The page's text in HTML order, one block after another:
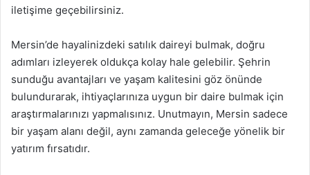
iletişime geçebilirsiniz.
Mersin’de hayalinizdeki satılık daireyi bulmak, doğru
adımları izleyerek oldukça kolay hale gelebilir. Şehrin
sunduğu avantajları ve yaşam kalitesini göz önünde
bulundurarak, ihtiyaçlarınıza uygun bir daire bulmak için
araştırmalarınızı yapmalısınız. Unutmayın, Mersin sadece
bir yaşam alanı değil, aynı zamanda geleceğe yönelik bir
yatırım fırsatıdır.